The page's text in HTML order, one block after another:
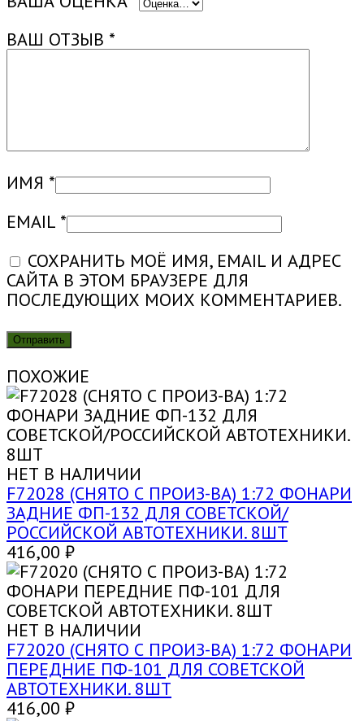
ВАШ ОТЗЫВ *
ИМЯ *
EMAIL *
СОХРАНИТЬ МОЁ ИМЯ, EMAIL И АДРЕС
САЙТА В ЭТОМ БРАУЗЕРЕ ДЛЯ
ПОСЛЕДУЮЩИХ МОИХ КОММЕНТАРИЕВ.
ПОХОЖИЕ
НЕТ В НАЛИЧИИ
F72028 (СНЯТО С ПРОИЗ-ВА) 1:72 ФОНАРИ
ЗАДНИЕ ФП-132 ДЛЯ СОВЕТСКОЙ/
РОССИЙСКОЙ АВТОТЕХНИКИ. 8ШТ
416,00 ₽
НЕТ В НАЛИЧИИ
F72020 (СНЯТО С ПРОИЗ-ВА) 1:72 ФОНАРИ
ПЕРЕДНИЕ ПФ-101 ДЛЯ СОВЕТСКОЙ
АВТОТЕХНИКИ. 8ШТ
416,00 ₽